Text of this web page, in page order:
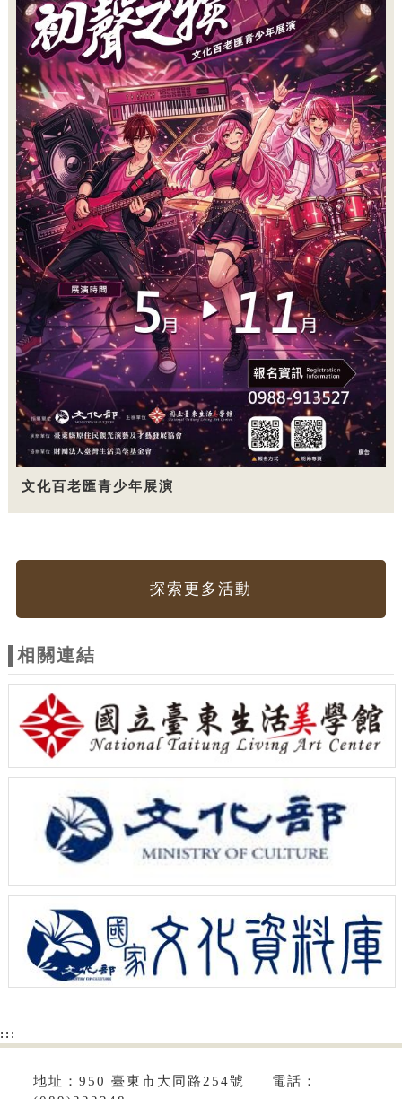
文化百老匯青少年展演
探索更多活動
相關連結
:::
地址：950 臺東市大同路254號 電話：